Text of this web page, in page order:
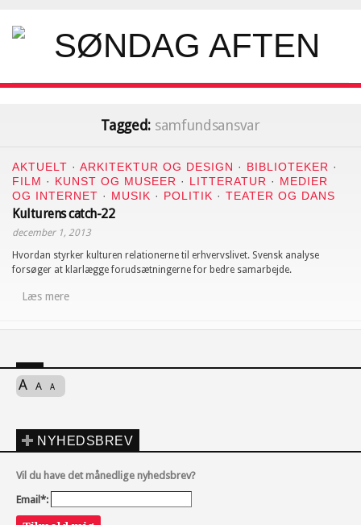
Tagged: samfundsansvar
AKTUELT · ARKITEKTUR OG DESIGN · BIBLIOTEKER ·
FILM · KUNST OG MUSEER · LITTERATUR · MEDIER
OG INTERNET · MUSIK · POLITIK · TEATER OG DANS
Kulturens catch-22
december 1, 2013
Hvordan styrker kulturen relationerne til erhvervslivet. Svensk analyse
forsøger at klarlægge forudsætningerne for bedre samarbejde.
Læs mere
A A A
NYHEDSBREV
Vil du have det månedlige nyhedsbrev?
Email*: